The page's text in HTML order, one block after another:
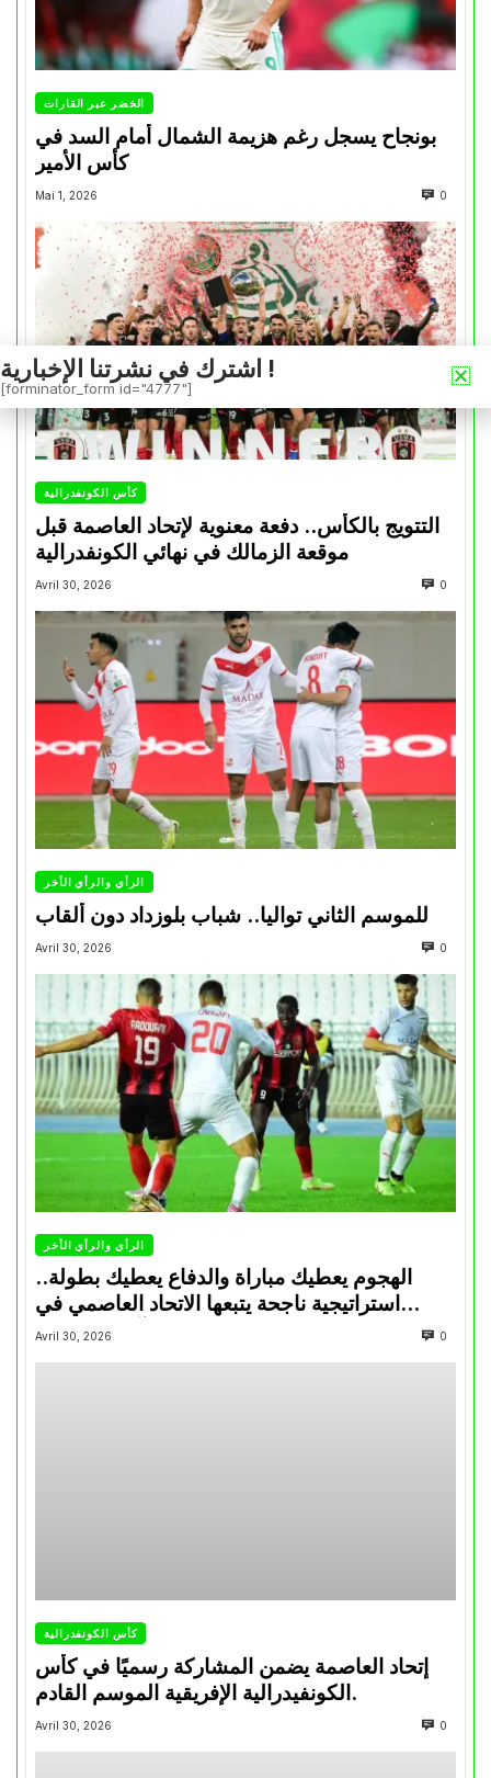
الخضر عبر القارات
بونجاح يسجل رغم هزيمة الشمال أمام السد في
كأس الأمير
Mai 1, 2026 0
كأس الكونفدرالية
التتويج بالكأس.. دفعة معنوية لإتحاد العاصمة قبل
موقعة الزمالك في نهائي الكونفدرالية
Avril 30, 2026 0
الرأي والرأي الأخر
للموسم الثاني تواليا.. شباب بلوزداد دون ألقاب
Avril 30, 2026 0
الرأي والرأي الأخر
الهجوم يعطيك مباراة والدفاع يعطيك بطولة..
استراتيجية ناجحة يتبعها الاتحاد العاصمي في
تتويجاته آخر السنوات
Avril 30, 2026 0
كأس الكونفدرالية
إتحاد العاصمة يضمن المشاركة رسميًا في كأس
الكونفيدرالية الإفريقية الموسم القادم.
Avril 30, 2026 0
اشترك في نشرتنا الإخبارية !
[forminator_form id="4777"]